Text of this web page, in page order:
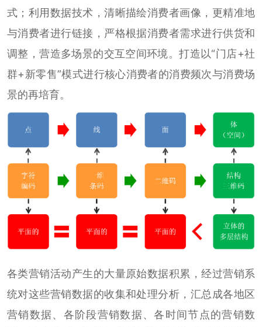
式；利用数据技术，清晰描绘消费者画像，更精准地
与消费者进行链接，严格根据消费者需求进行供货和
调整，营造多场景的交互空间环境。打造以“门店+社
群+新零售”模式进行核心消费者的消费频次与消费场
景的再培育。
各类营销活动产生的大量原始数据积累，经过营销系
统对这些营销数据的收集和处理分析，汇总成各地区
营销数据、各阶段营销数据、各时间节点的营销数